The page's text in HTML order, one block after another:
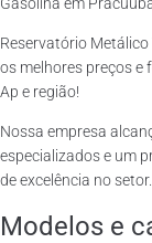
Reservatório
os melhores preços e
Ap e região!
Nossa empresa
especializados e um
de excelência no setor.
Modelos e